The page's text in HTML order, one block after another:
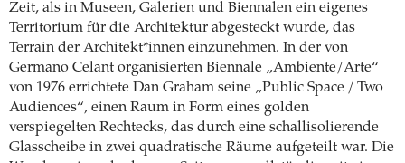
Zeit, als in Museen, Galerien und Biennalen ein eigenes
Territorium für die Architektur abgesteckt wurde, das
Terrain der Architekt*innen einzunehmen. In der von
Germano Celant organisierten Biennale „Ambiente/Arte“
von 1976 errichtete Dan Graham seine „Public Space / Two
Audiences“, einen Raum in Form eines golden
verspiegelten Rechtecks, das durch eine schallisolierende
Glasscheibe in zwei quadratische Räume aufgeteilt war. Die